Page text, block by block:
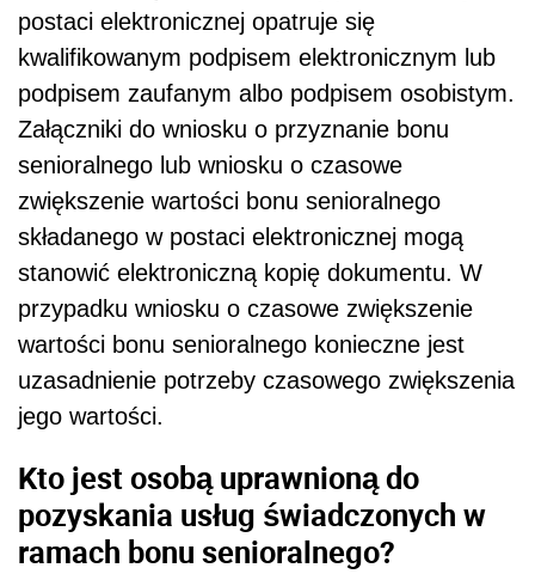
postaci elektronicznej opatruje się
kwalifikowanym podpisem elektronicznym lub
podpisem zaufanym albo podpisem osobistym.
Załączniki do wniosku o przyznanie bonu
senioralnego lub wniosku o czasowe
zwiększenie wartości bonu senioralnego
składanego w postaci elektronicznej mogą
stanowić elektroniczną kopię dokumentu. W
przypadku wniosku o czasowe zwiększenie
wartości bonu senioralnego konieczne jest
uzasadnienie potrzeby czasowego zwiększenia
jego wartości.
Kto jest osobą uprawnioną do
pozyskania usług świadczonych w
ramach bonu senioralnego?